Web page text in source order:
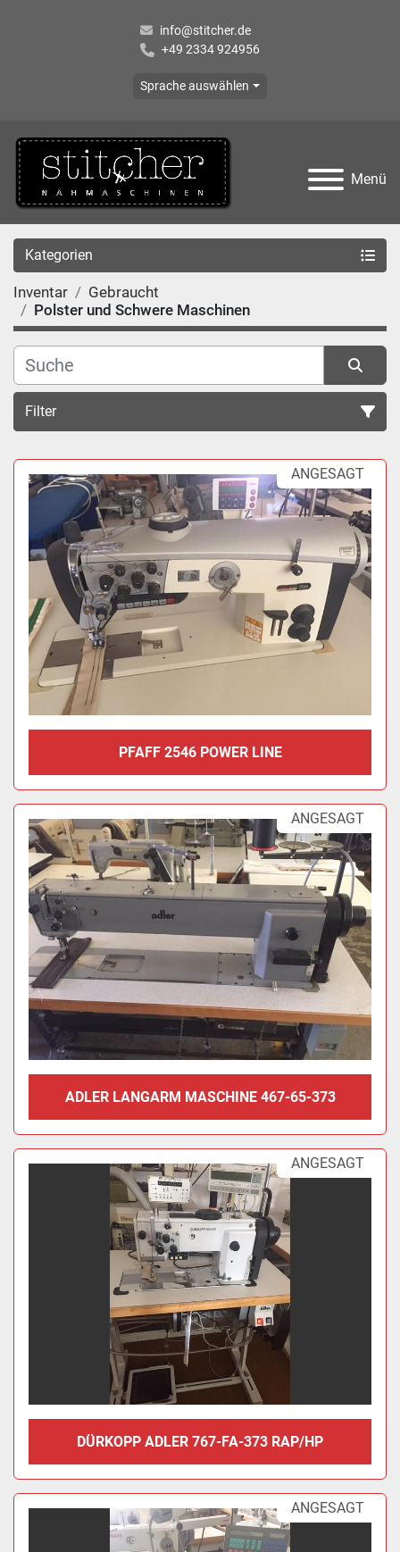
info@stitcher.de
+49 2334 924956
Sprache auswählen
Menü
Kategorien
Inventar
Gebraucht
Polster und Schwere Maschinen
Filter
Sortieren nach ANGESAGT
PFAFF 2546 POWER LINE
ANGESAGT
ADLER LANGARM MASCHINE 467-65-373
ANGESAGT
DÜRKOPP ADLER 767-FA-373 RAP/HP
ANGESAGT